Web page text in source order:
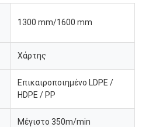
1300 mm/1600 mm
Χάρτης
Επικαιροποιημένο LDPE /
HDPE / PP
Μέγιστο 350m/min